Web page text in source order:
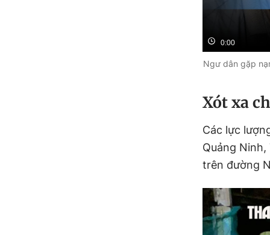
0:00
Ngư dân gặp
Xót xa
Các lực
Quảng
trên đường